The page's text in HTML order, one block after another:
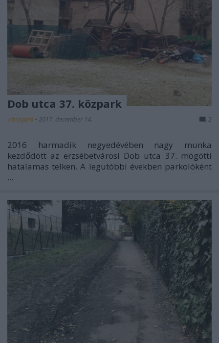
Dob utca 37. közpark
városjáró • 2017. december 14. 2
2016 harmadik negyedévében nagy munka
kezdődött az erzsébetvárosi Dob utca 37. mögötti
hatalamas telken. A legutóbbi években parkolóként
...